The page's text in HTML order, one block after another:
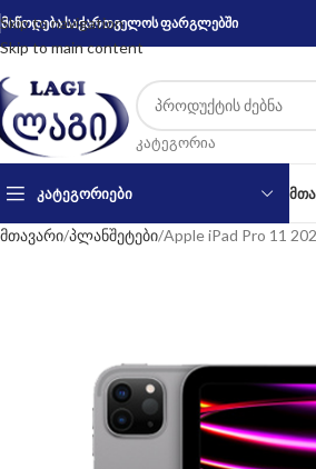
Skip to navigation
Skip to main content
მიწოდება საქართველოს ფარგლებში
ᲙᲐᲢᲔᲒᲝᲠᲘᲐ
ᲙᲐᲢᲔᲒᲝᲠᲘᲔᲑᲘ
მთავარი პლანშეტები Apple iPad Pro 11